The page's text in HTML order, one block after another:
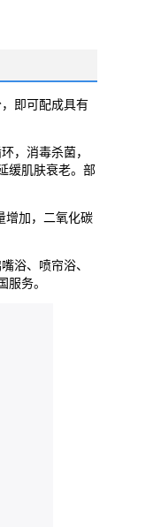
即可配成具有
，消毒杀菌，
缓肌肤衰老。部
增加，二氧化碳
浴、喷帘浴、
务。